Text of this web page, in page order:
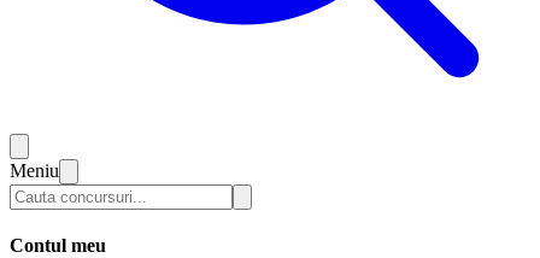
Meniu
Contul meu